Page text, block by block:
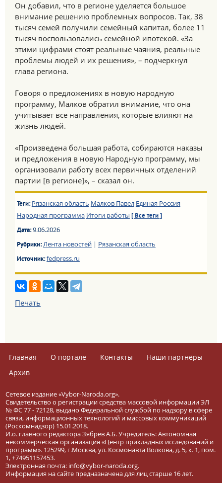
Он добавил, что в регионе уделяется большое
внимание решению проблемных вопросов. Так, 38
тысяч семей получили семейный капитал, более 11
тысяч воспользовались семейной ипотекой. «За
этими цифрами стоят реальные чаяния, реальные
проблемы людей и их решения», – подчеркнул
глава региона.
Говоря о предложениях в новую народную
программу, Малков обратил внимание, что она
учитывает все направления, которые влияют на
жизнь людей.
«Произведена большая работа, собираются наказы
и предложения в новую Народную программу, мы
организовали работу всех первичных отделений
партии [в регионе]», – сказал он.
Теги: Рязанская область Малков Павел Единая Россия
Народная программа Итоги работы [ Все теги ]
Дата:9.06.2026
Рубрики:Лента новостей| Рязанская область
Источник:fedpress.ru
Печать
Главная О портале Контакты
Наши партнёры
Архив
Сетевое издание «Vybor-Naroda.org».
Свидетельство о регистрации средства массовой информации ЭЛ
№ ФС 77 - 72128, выдано Федеральной службой по надзору в сфере
связи, информационных технологий и массовых коммуникаций
(Роскомнадзор) 15.01.2018.
И.о. главного редактора Зябрев А.Б. Учредитель: Автономная
некоммерческая организация «Центр прикладных исследований и
программ». 125299, г.Москва, ул. Космонавта Волкова, д. 5, к. 1, пом.
1, +74951157453.
Электронная почта: info@vybor-naroda.org.
Информация на сайте предназначена для лиц старше 16 лет.